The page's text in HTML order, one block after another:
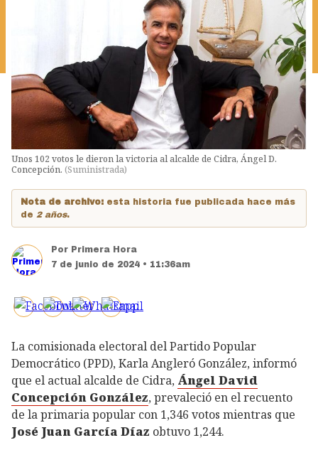
Unos 102 votos le dieron la victoria al alcalde de Cidra, Ángel D.
Concepción. (Suministrada)
Nota de archivo: esta historia fue publicada hace más
de 2 años.
Por Primera Hora
7 de junio de 2024 • 11:36am
La comisionada electoral del Partido Popular
Democrático (PPD), Karla Angleró González, informó
que el actual alcalde de Cidra, Ángel David
Concepción González, prevaleció en el recuento
de la primaria popular con 1,346 votos mientras que
José Juan García Díaz obtuvo 1,244.